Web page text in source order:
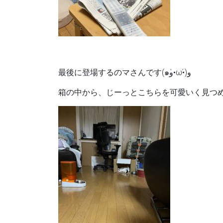
最後に登場するのマさんです(๑و•̀ω•́)و
箱の中から、じーっとこちらを可愛いく見つ